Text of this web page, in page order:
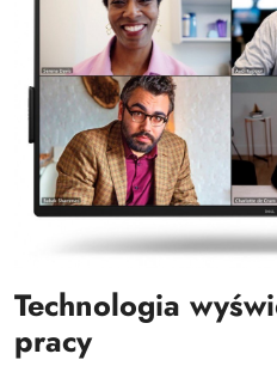
Technologia
pracy